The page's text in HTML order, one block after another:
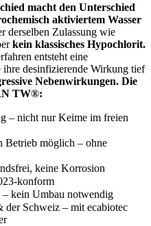
macht den Unterschied
aktiviertem Wasser
derselben Zulassung wie
kein klassisches Hypochlorit.
entsteht eine
ihre desinfizierende Wirkung tief
Nebenwirkungen. Die
TW®:
– nicht nur Keime im freien
Betrieb möglich – ohne
keine Korrosion
konform
kein Umbau notwendig
Schweiz – mit ecabiotec